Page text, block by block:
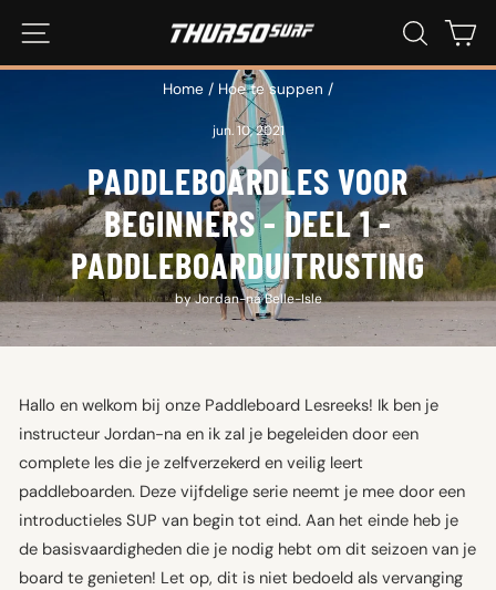
naar
inhoud
ZOEKEN
Home / Hoe te suppen /
jun. 10, 2021
PADDLEBOARDLES VOOR
BEGINNERS - DEEL 1 -
PADDLEBOARDUITRUSTING
by Jordan-na Belle-Isle
Hallo en welkom bij onze Paddleboard Lesreeks! Ik ben je
instructeur Jordan-na en ik zal je begeleiden door een
complete les die je zelfverzekerd en veilig leert
paddleboarden. Deze vijfdelige serie neemt je mee door een
introductieles SUP van begin tot eind. Aan het einde heb je
de basisvaardigheden die je nodig hebt om dit seizoen van je
board te genieten! Let op, dit is niet bedoeld als vervanging